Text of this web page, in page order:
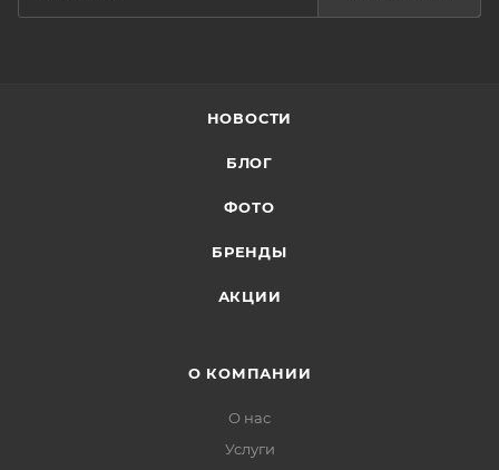
НОВОСТИ
БЛОГ
ФОТО
БРЕНДЫ
АКЦИИ
О КОМПАНИИ
О нас
Услуги